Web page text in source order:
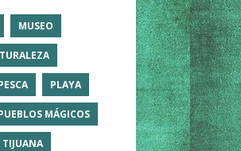
MUSEO
PLAYA
MÁGICOS
TIJUANA